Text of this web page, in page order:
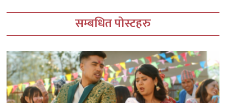
सम्बधित पोस्टहरु